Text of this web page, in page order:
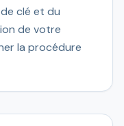
clé et du
de votre
la procédure